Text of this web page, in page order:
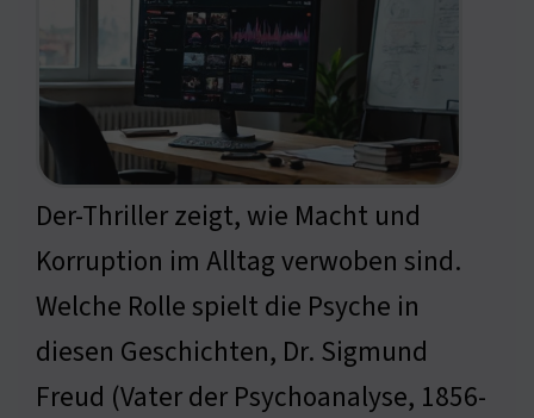
Der-Thriller zeigt, wie Macht und
Korruption im Alltag verwoben sind.
Welche Rolle spielt die Psyche in
diesen Geschichten, Dr. Sigmund
Freud (Vater der Psychoanalyse, 1856-